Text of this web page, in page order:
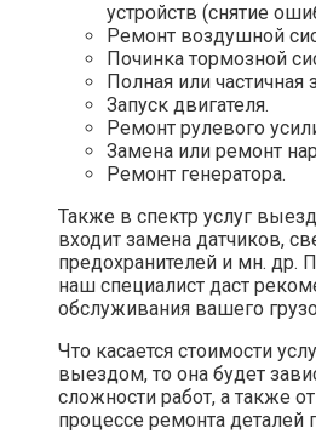
устройств (снятие
Ремонт воздушной
Починка тормозной
Полная или частичная
Запуск двигателя.
Ремонт рулевого
Замена или ремонт
Ремонт генератора.
Также в спектр услуг
входит замена датчиков,
предохранителей и мн. др.
наш специалист даст
обслуживания вашего
Что касается стоимости
выездом, то она будет
сложности работ, а также
процессе ремонта деталей